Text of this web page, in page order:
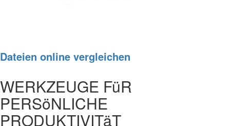
Dateien online vergleichen
WERKZEUGE FüR
PERSöNLICHE
PRODUKTIVITäT